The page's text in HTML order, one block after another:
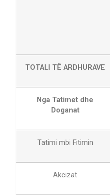
TOTALI TË ARDHURAVE
Nga Tatimet dhe
Doganat
Tatimi mbi Fitimin
Akcizat